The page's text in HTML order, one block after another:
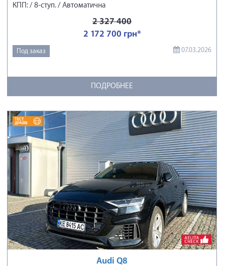
КПП: / 8-ступ. / Автоматична
2 327 400
2 172 700 грн*
Под заказ 07.03.2026
ПОДРОБНЕЕ
Audi Q8